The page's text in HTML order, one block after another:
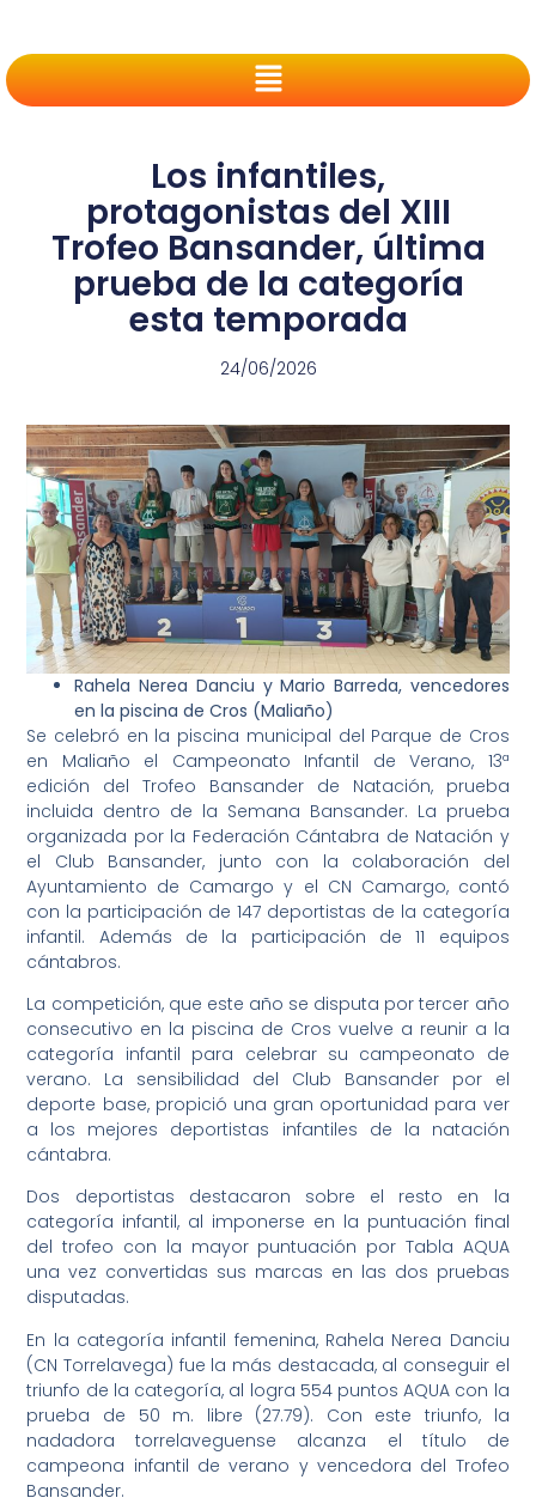
Los infantiles,
protagonistas del XIII
Trofeo Bansander, última
prueba de la categoría
esta temporada
24/06/2026
Rahela Nerea Danciu y Mario Barreda, vencedores
en la piscina de Cros (Maliaño)
Se celebró en la piscina municipal del Parque de Cros
en Maliaño el Campeonato Infantil de Verano, 13ª
edición del Trofeo Bansander de Natación, prueba
incluida dentro de la Semana Bansander. La prueba
organizada por la Federación Cántabra de Natación y
el Club Bansander, junto con la colaboración del
Ayuntamiento de Camargo y el CN Camargo, contó
con la participación de 147 deportistas de la categoría
infantil. Además de la participación de 11 equipos
cántabros.
La competición, que este año se disputa por tercer año
consecutivo en la piscina de Cros vuelve a reunir a la
categoría infantil para celebrar su campeonato de
verano. La sensibilidad del Club Bansander por el
deporte base, propició una gran oportunidad para ver
a los mejores deportistas infantiles de la natación
cántabra.
Dos deportistas destacaron sobre el resto en la
categoría infantil, al imponerse en la puntuación final
del trofeo con la mayor puntuación por Tabla AQUA
una vez convertidas sus marcas en las dos pruebas
disputadas.
En la categoría infantil femenina, Rahela Nerea Danciu
(CN Torrelavega) fue la más destacada, al conseguir el
triunfo de la categoría, al logra 554 puntos AQUA con la
prueba de 50 m. libre (27.79). Con este triunfo, la
nadadora torrelaveguense alcanza el título de
campeona infantil de verano y vencedora del Trofeo
Bansander.